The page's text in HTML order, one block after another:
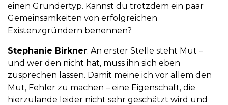
einen Gründertyp. Kannst du trotzdem ein paar
Gemeinsamkeiten von erfolgreichen
Existenzgründern benennen?
Stephanie Birkner: An erster Stelle steht Mut –
und wer den nicht hat, muss ihn sich eben
zusprechen lassen. Damit meine ich vor allem den
Mut, Fehler zu machen – eine Eigenschaft, die
hierzulande leider nicht sehr geschätzt wird und